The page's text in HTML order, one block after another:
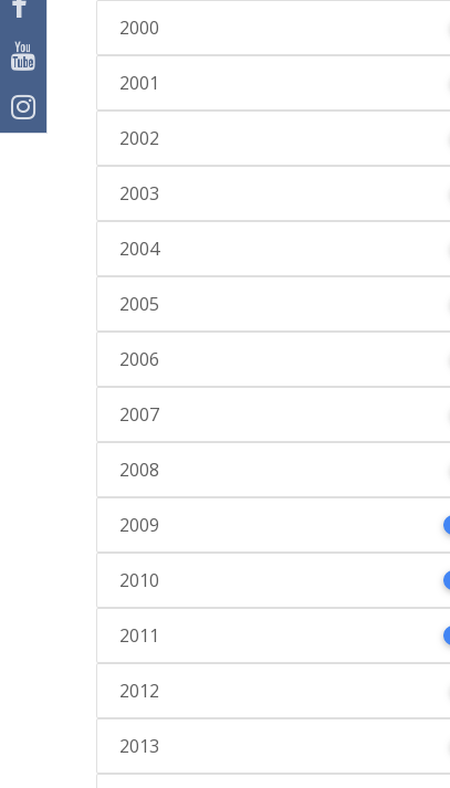
2000
2001
2002
2003
2004
2005
2006
2007
2008
2009
2010
2011
2012
2013